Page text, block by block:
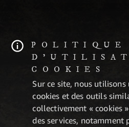
POLITIQUE
COOKIES
Sur ce site, nous
cookies et des outils
collectivement « cookies
des services, notamment